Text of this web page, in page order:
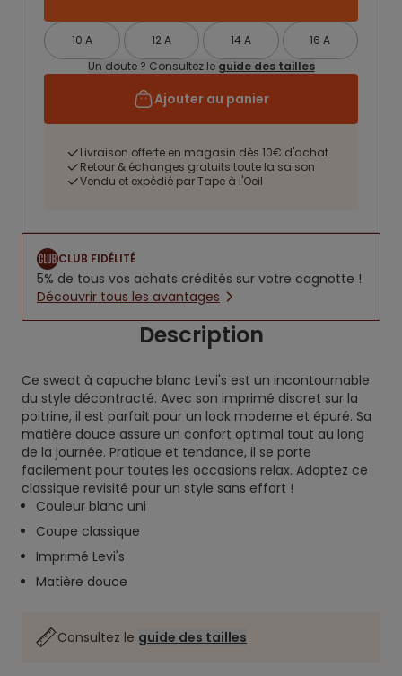
10 A 12 A 14 A
16 A
Un doute ? Consultez le guide des tailles
Ajouter au panier
Livraison offerte en magasin dès 10€ d'achat
Retour & échanges gratuits toute la saison
Vendu et expédié par Tape à l'Oeil
CLUB FIDÉLITÉ
5% de tous vos achats crédités sur votre cagnotte !
Découvrir tous les avantages
Description
Ce sweat à capuche blanc Levi's est un incontournable
du style décontracté. Avec son imprimé discret sur la
poitrine, il est parfait pour un look moderne et épuré. Sa
matière douce assure un confort optimal tout au long
de la journée. Pratique et tendance, il se porte
facilement pour toutes les occasions relax. Adoptez ce
classique revisité pour un style sans effort !
Couleur blanc uni
Coupe classique
Imprimé Levi's
Matière douce
Consultez le guide des tailles